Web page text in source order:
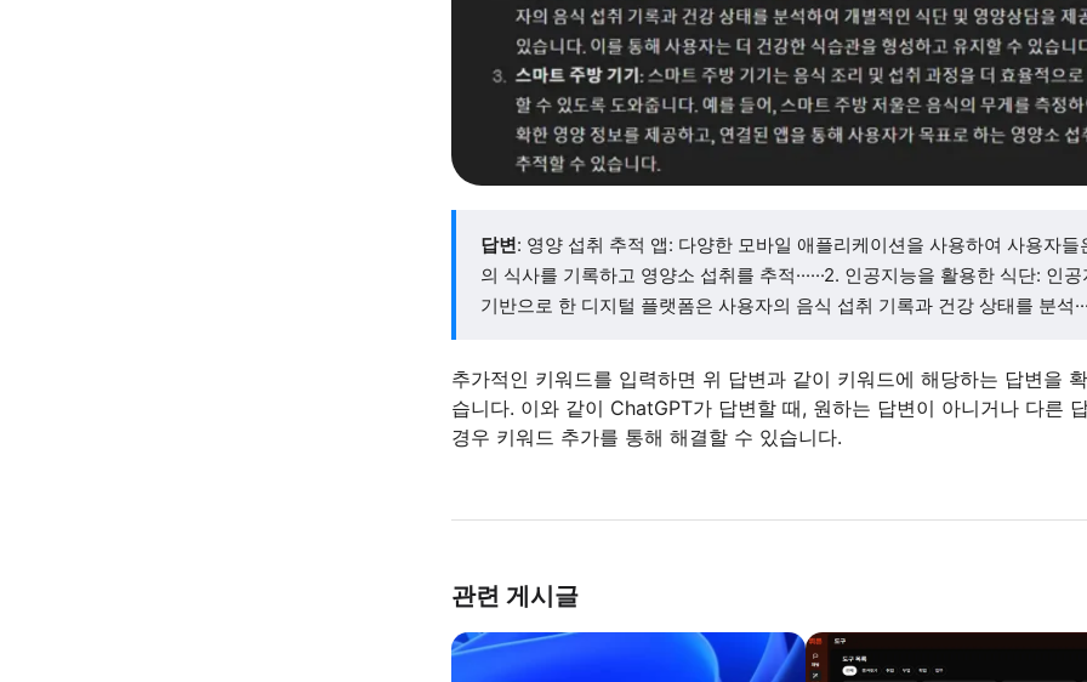
답변: 영양 섭취 추적 앱: 다양한 모바일 애플리케이션을 사용하여 사용자들
의 식사를 기록하고 영양소 섭취를 추적······2. 인공지능을 활용한 식단: 인
기반으로 한 디지털 플랫폼은 사용자의 음식 섭취 기록과 건강 상태를 분석
추가적인 키워드를 입력하면 위 답변과 같이 키워드에 해당하는 답변을
습니다. 이와 같이 ChatGPT가 답변할 때, 원하는 답변이 아니거나 다른
경우 키워드 추가를 통해 해결할 수 있습니다.
관련 게시글